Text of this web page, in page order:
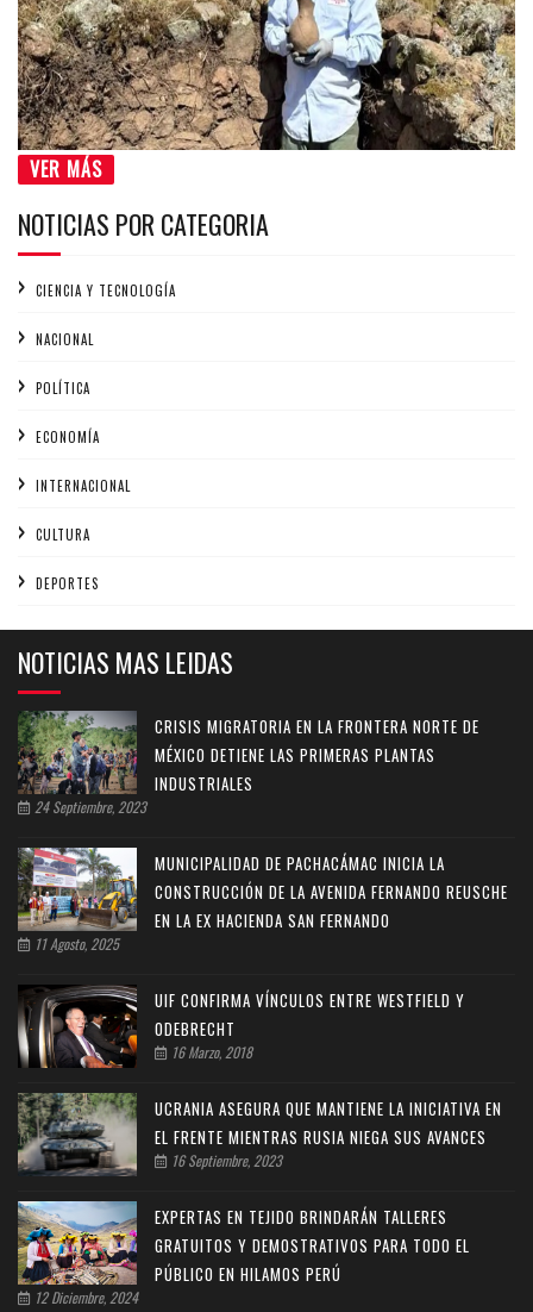
VER MÁS
NOTICIAS POR CATEGORIA
CIENCIA Y TECNOLOGÍA
NACIONAL
POLÍTICA
ECONOMÍA
INTERNACIONAL
CULTURA
DEPORTES
NOTICIAS MAS LEIDAS
CRISIS MIGRATORIA EN LA FRONTERA NORTE DE
MÉXICO DETIENE LAS PRIMERAS PLANTAS
INDUSTRIALES
24 Septiembre, 2023
MUNICIPALIDAD DE PACHACÁMAC INICIA LA
CONSTRUCCIÓN DE LA AVENIDA FERNANDO REUSCHE
EN LA EX HACIENDA SAN FERNANDO
11 Agosto, 2025
UIF CONFIRMA VÍNCULOS ENTRE WESTFIELD Y
ODEBRECHT
16 Marzo, 2018
UCRANIA ASEGURA QUE MANTIENE LA INICIATIVA EN
EL FRENTE MIENTRAS RUSIA NIEGA SUS AVANCES
16 Septiembre, 2023
EXPERTAS EN TEJIDO BRINDARÁN TALLERES
GRATUITOS Y DEMOSTRATIVOS PARA TODO EL
PÚBLICO EN HILAMOS PERÚ
12 Diciembre, 2024